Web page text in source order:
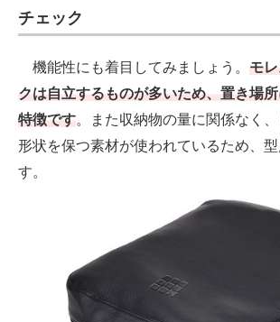
チェック
機能性にも着目してみましょう。 モ
クは自立するものが多いため、置き場
特徴です。また収納物の量に関係なく
形状を保つ素材が使われているため、
す。